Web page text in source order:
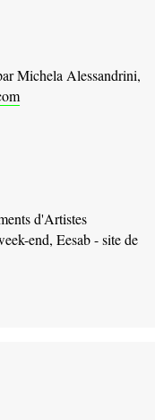
Michela Alessandrini,
d'Artistes
end, Eesab - site de